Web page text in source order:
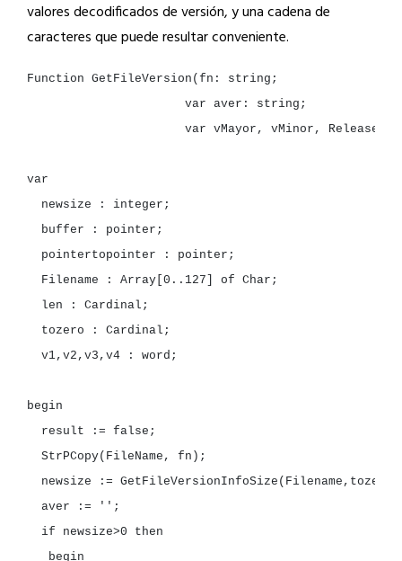
valores decodificados de versión, y una cadena de
caracteres que puede resultar conveniente.
Function GetFileVersion(fn: string
var aver: string
var vMayor, vMinor, Release,
newsize
:
buffer
:
pointertopointer
:
Filename
: Array 0 .. 127 of
len
:
tozero
:
v1,v2,v3,v4
: word;
result
:=
StrPCopy(FileName,
newsize
:=
aver
:= ''
if
newsize>0